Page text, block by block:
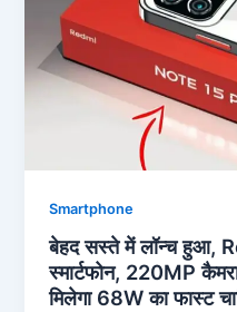
Smartphone
बेहद सस्ते में लॉन्च हुआ,
स्मार्टफोन, 220MP
मिलेगा 68W का फास्ट